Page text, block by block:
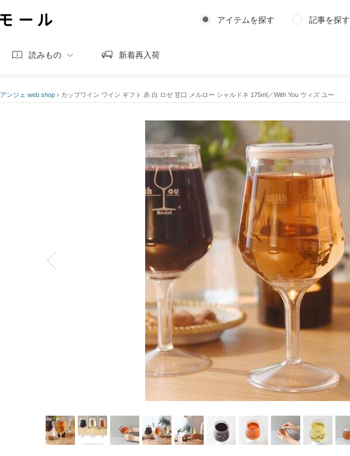
アイテムを探す 記事を探す
読みもの 新着再入荷
アンジェ web shop › カップワイン ワイン ギフト 赤 白 ロゼ 甘口 メルロー シャルドネ 175ml／With You ウィズ ユー